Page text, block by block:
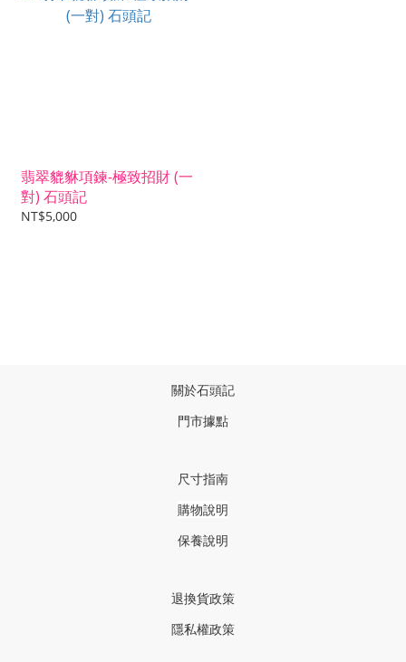
翡翠貔貅項鍊-極致招財 (一
對) 石頭記
NT$5,000
關於石頭記
門市據點
尺寸指南
購物說明
保養說明
退換貨政策
隱私權政策